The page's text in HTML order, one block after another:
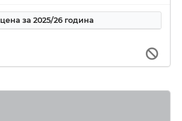
цена за 2025/26 година